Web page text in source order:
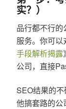
实？）
品行都不行
服务。你可
手段解析揭露
公司，直接
SEO结果的
他搞套路的公